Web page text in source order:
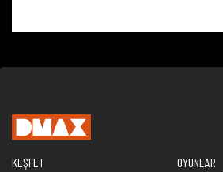
KEŞFET
OYUNLAR